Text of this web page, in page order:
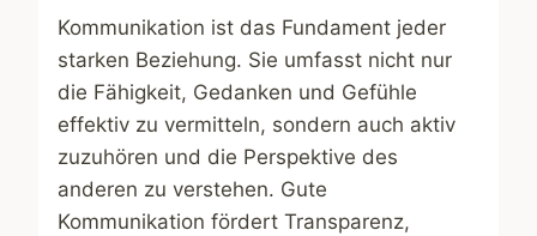
Kommunikation ist das Fundament jeder
starken Beziehung. Sie umfasst nicht nur
die Fähigkeit, Gedanken und Gefühle
effektiv zu vermitteln, sondern auch aktiv
zuzuhören und die Perspektive des
anderen zu verstehen. Gute
Kommunikation fördert Transparenz,